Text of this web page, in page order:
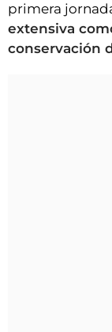
primera
extensiva
conservación